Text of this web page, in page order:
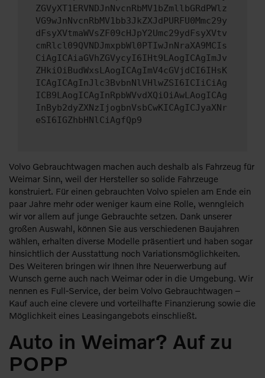
ZGVyXT1ERVNDJnNvcnRbMV1bZmllbGRdPWlz
VG9wJnNvcnRbMV1bb3JkZXJdPURFU0Mmc29y
dFsyXVtmaWVsZF09cHJpY2Umc29ydFsyXVtv
cmRlcl09QVNDJmxpbWl0PTIwJnNraXA9MCIs
CiAgICAiaGVhZGVycyI6IHt9LAogICAgImJv
ZHkiOiBudWxsLAogICAgImV4cGVjdCI6IHsK
ICAgICAgInJlc3BvbnNlVHlwZSI6ICIiCiAg
ICB9LAogICAgInRpbWVvdXQiOiAwLAogICAg
InByb2dyZXNzIjogbnVsbCwKICAgICJyaXNr
eSI6IGZhbHNlCiAgfQp9
Volvo Gebrauchtwagen machen auch deshalb als Fahrzeug für
Weimar Sinn, weil der Hersteller so solide Fahrzeuge
konstruiert. Für einen gebrauchten Volvo spielen am Ende ein
paar Jahre mehr oder weniger kaum eine Rolle, wenngleich
wir vor allem auf junge Gebrauchte setzen. Dank unserer
großen Auswahl, können Sie aus verschiedenen Baujahren
wählen, erhalten diverse Modelle präsentiert und haben sogar
hinsichtlich der Ausstattung noch Variationsmöglichkeiten.
Des Weiteren bringen wir Ihnen Ihre Neuerwerbung auf
Wunsch gerne auch nach Weimar oder in die Umgebung. Wir
nennen es Full-Service, der beim Volvo Gebrauchtwagen –
Kauf auch eine clevere und vorteilhafte Finanzierung sowie die
Möglichkeit eines Leasingangebots einschließt.
Auto in Weimar? Auf zu
POPP